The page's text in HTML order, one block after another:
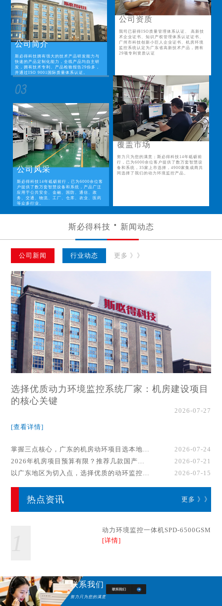
公司简介
斯必得科技拥有强大的技术产品研发能力与
快速的产品定制化能力，全线产品均自主研
发，拥有技术专利、产品检验报告29份多，
并通过ISO 9001国际质量体系认证。
公司资质
我司已获得ISO质量管理体系认证、 高新技
术企业证书、知识产权管理体系认证证书、
广州市科技创新小巨人企业证书、机房环境
监控系统认定为广东省高新技术产品，拥有
29项专利资质认证
公司风采
斯必得科技14年砥砺前行，已为6000余位客
户提供了数万套智慧设备和系统，产品广泛
应用于公共安全、金融、国防、通信、政
务、交通、物流、工厂、仓库、农业、医药
等众多行业。
覆盖市场
努力只为您的满意；斯必得科技14年砥砺前
行，已为6000余位客户提供了数万套智慧设
备和系统，35家上市选择，4900家集成商共
同选择了我们的动力环境监控产品。
斯必得科技 新闻动态
公司新闻 行业动态 更多 》》
选择优质动力环境监控系统厂家：机房建设项目
的核心关键
2026-07-27
[查看详情]
掌握三点核心，广东的机房动环项目选本地厂家事半功倍！
2026-07-24
2026年机房项目预算有限？推荐几款国产动环监控系统品牌
2026-07-21
以广东地区为切入点，选择优质的动环监控系统厂家
2026-07-15
热点资讯 更多 》》
动力环境监控一体机SPD-6500GSM
[详情]
联系我们
努力只为您的满意